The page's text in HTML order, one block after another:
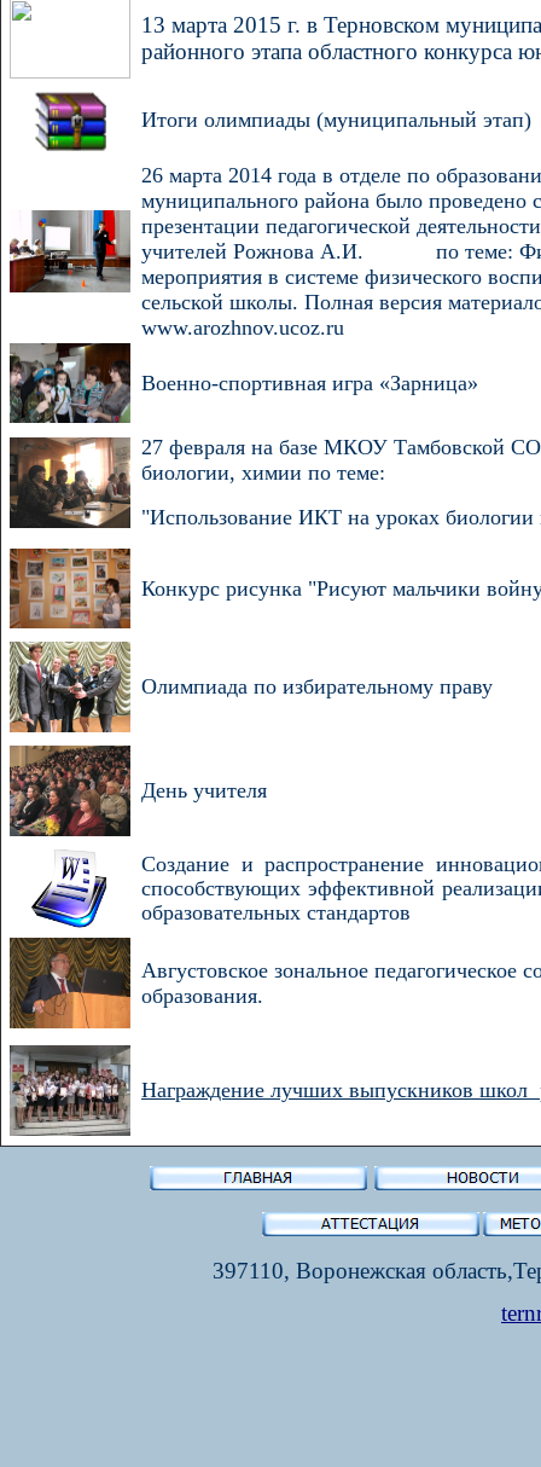
13 марта 2015 г. в Терновском
районного этапа областного конкурса
Итоги олимпиады (муниципальный этап)
26 марта 2014 года в отделе по
муниципального района было проведено
презентации педагогической
учителей Рожнова А.И. по теме:
мероприятия в системе физического
сельской школы. Полная версия
www.arozhnov.ucoz.ru
Военно-спортивная игра «Зарница»
27 февраля на базе МКОУ Тамбовской
биологии, химии по теме:
"Использование ИКТ на уроках
Конкурс рисунка "Рисуют мальчики
Олимпиада по избирательному праву
День учителя
Создание и распространение
способствующих эффективной
образовательных стандартов
Августовское зональное педагогическое
образования.
Награждение лучших выпускников школ
397110, Воронежская